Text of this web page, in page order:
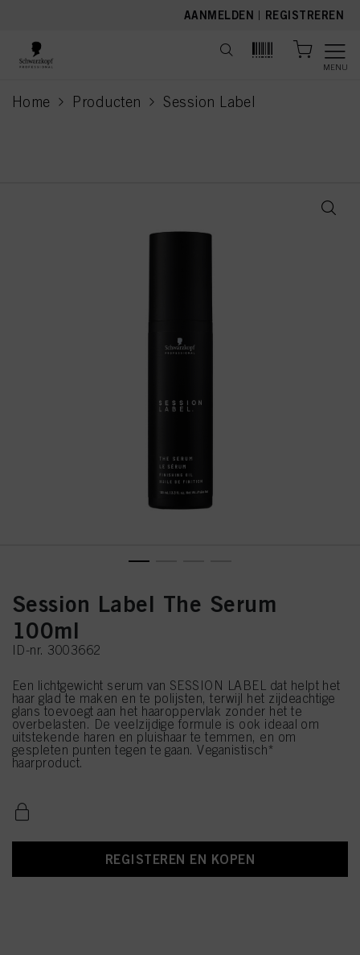
AANMELDEN | REGISTREREN
MENU
Home Producten Session Label
current page
Session Label The Serum
100ml
ID-nr. 3003662
Een lichtgewicht serum van SESSION LABEL dat helpt het
haar glad te maken en te polijsten, terwijl het zijdeachtige
glans toevoegt aan het haaroppervlak zonder het te
overbelasten. De veelzijdige formule is ook ideaal om
uitstekende haren en pluishaar te temmen, en om
gespleten punten tegen te gaan. Veganistisch*
haarproduct.
REGISTEREN EN KOPEN